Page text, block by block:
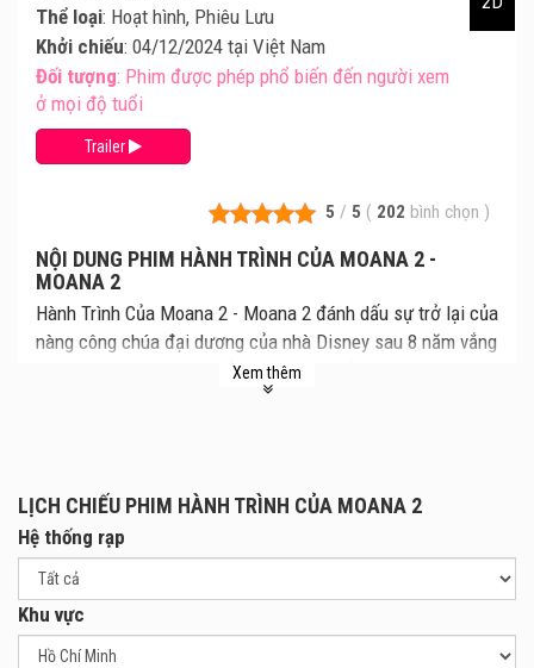
5 / 5 ( 202 bình chọn )
NỘI DUNG PHIM HÀNH TRÌNH CỦA MOANA 2 -
MOANA 2
Hành Trình Của Moana 2 - Moana 2 đánh dấu sự trở lại của
nàng công chúa đại dương của nhà Disney sau 8 năm vắng
bóng. Cùng xem lịch chiếu Hành Trình Của Moana 2 mới
nhất, giá vé Hành Trình Của Moana 2 chi tiết tại rạp.
Moana bước vào cuộc hành trình đến những vùng biển đã
mất tích ở châu Đại Dương, theo tiếng gọi của tổ tiên.
Trong phim, Moana đã dùng một vỏ ốc để tặng cho con ốc
mượn hồn bên bờ biển. Cô đầy tự tin và bản lĩnh cầm lái
chiếc thuyền camakau truyền thống băng ra biển khơi, trở
thành niềm tin mới của dân làng. Bên cạnh công chúa
Xem thêm
Thể loại: Hoạt hình, Phiêu Lưu
Khởi chiếu: 04/12/2024 tại Việt Nam
Đối tượng: Phim được phép phổ biến đến người xem
ở mọi độ tuổi
Trailer
LỊCH CHIẾU PHIM HÀNH TRÌNH CỦA MOANA 2
Hệ thống rạp
Khu vực